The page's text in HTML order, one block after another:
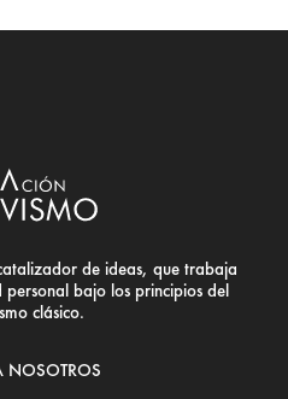
de ideas, que trabaja
bajo los principios del
clásico.
NOSOTROS